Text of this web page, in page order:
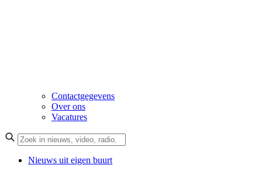
Contactgegevens
Over ons
Vacatures
Nieuws uit eigen buurt